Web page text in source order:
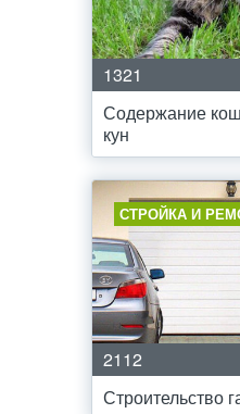
1321
Содержание
кун
СТРОЙКА И
2112
Строительство